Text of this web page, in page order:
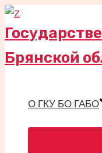
Перейти
к
Брянской
О ГКУ БО ГАБО